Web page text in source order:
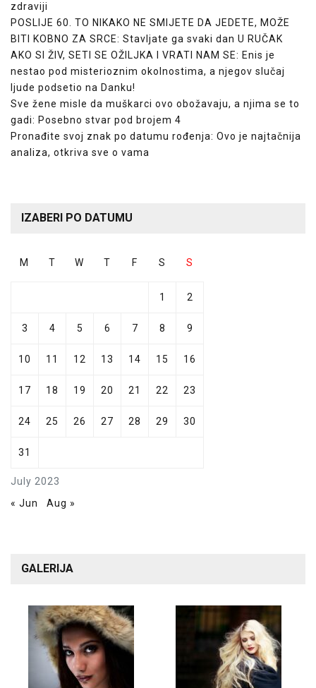
zdraviji
POSLIJE 60. TO NIKAKO NE SMIJETE DA JEDETE, MOŽE
BITI KOBNO ZA SRCE: Stavljate ga svaki dan U RUČAK
AKO SI ŽIV, SETI SE OŽILJKA I VRATI NAM SE: Enis je
nestao pod misterioznim okolnostima, a njegov slučaj
ljude podsetio na Danku!
Sve žene misle da muškarci ovo obožavaju, a njima se to
gadi: Posebno stvar pod brojem 4
Pronađite svoj znak po datumu rođenja: Ovo je najtačnija
analiza, otkriva sve o vama
IZABERI PO DATUMU
July 2023
M T W T F S S
1 2
3 4 5 6 7 8 9
10 11 12 13 14 15 16
17 18 19 20 21 22 23
24 25 26 27 28 29 30
31
« Jun Aug »
GALERIJA